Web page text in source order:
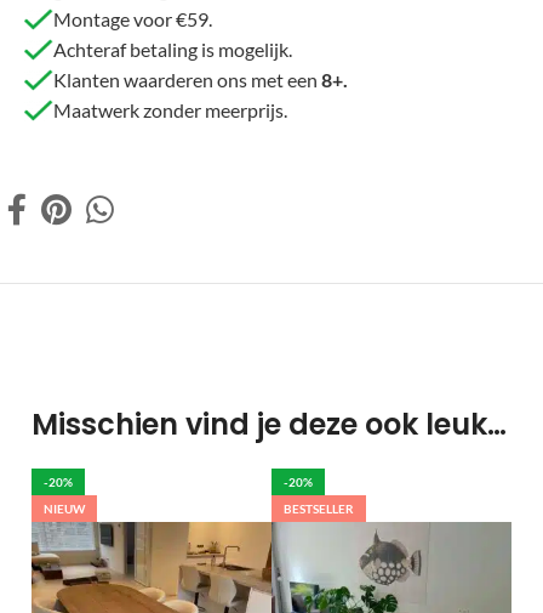
Montage voor €59.
Achteraf betaling is mogelijk.
Klanten waarderen ons met een 8+.
Maatwerk zonder meerprijs.
Misschien vind je deze ook leuk…
-20%
NIEUW
-20%
BESTSELLER